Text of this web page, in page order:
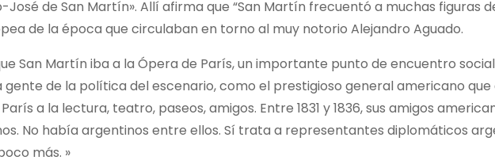
José de San Martín». Allí afirma que “San Martín frecuentó a muchas figuras
de la época que circulaban en torno al muy notorio Alejandro Aguado.
San Martín iba a la Ópera de París, un importante punto de encuentro
de la política del escenario, como el prestigioso general americano que
a la lectura, teatro, paseos, amigos. Entre 1831 y 1836, sus amigos
No había argentinos entre ellos. Sí trata a representantes diplomáticos
más. »